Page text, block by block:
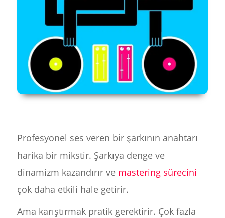
Profesyonel ses veren bir şarkının anahtarı
harika bir mikstir. Şarkıya denge ve
dinamizm kazandırır ve mastering sürecini
çok daha etkili hale getirir.
Ama karıştırmak pratik gerektirir. Çok fazla